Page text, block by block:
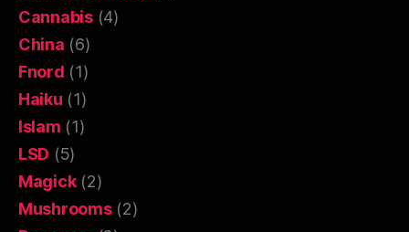
Cannabis(4)
China (6)
Fnord (1)
Haiku (1)
Islam (1)
LSD (5)
Magick(2)
Mushrooms(2)